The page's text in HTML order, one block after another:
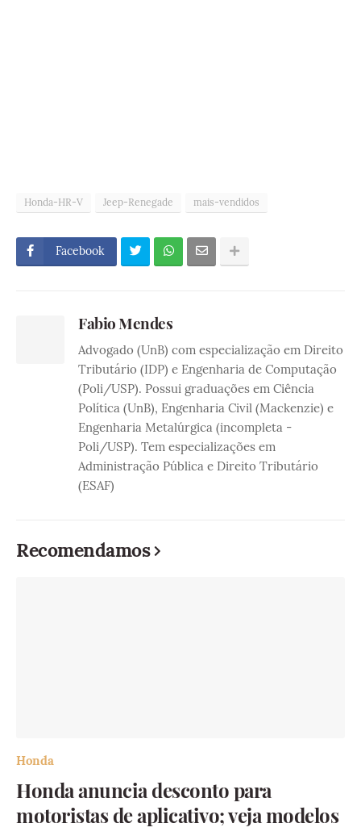
Honda-HR-V Jeep-Renegade mais-vendidos
Facebook
Fabio Mendes
Advogado (UnB) com especialização em Direito
Tributário (IDP) e Engenharia de Computação
(Poli/USP). Possui graduações em Ciência
Política (UnB), Engenharia Civil (Mackenzie) e
Engenharia Metalúrgica (incompleta -
Poli/USP). Tem especializações em
Administração Pública e Direito Tributário
(ESAF)
Recomendamos
Honda
Honda anuncia desconto para
motoristas de aplicativo; veja modelos